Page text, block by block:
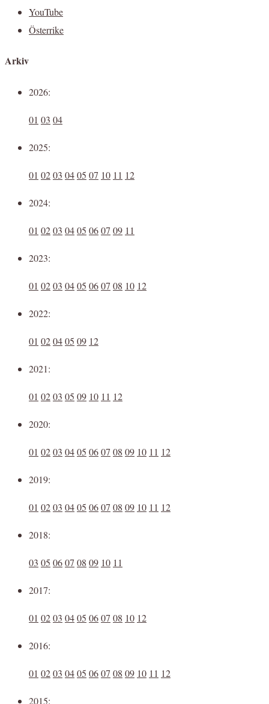
YouTube
Österrike
Arkiv
2026:
01 03 04
2025:
01 0203 0405 07 10 11 12
2024:
01 0203 0405 0607 09 11
2023:
01 0203 0405 0607 08 10 12
2022:
01 020405 09 12
2021:
01 0203 05 09 10 11 12
2020:
01 0203 0405 0607 08 09 10 11 12
2019:
01 0203 0405 0607 08 09 10 11 12
2018:
03 05 0607 08 09 10 11
2017:
01 0203 0405 0607 08 10 12
2016:
01 0203 0405 0607 08 09 10 11 12
2015: